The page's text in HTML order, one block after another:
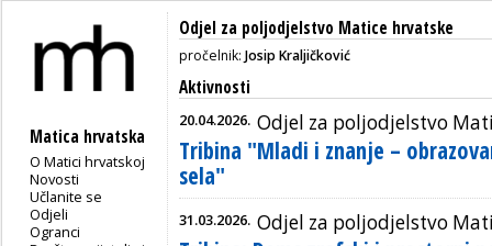
Matica hrvatska
O Matici hrvatskoj
Novosti
Učlanite se
Odjeli
Ogranci
Odjel za poljodjelstvo Matice hrvatske
pročelnik: Josip Kraljičković
Aktivnosti
20.04.2026. Odjel za poljodjelstvo
Tribina "Mladi i znanje –
sela"
31.03.2026. Odjel za poljodjelstvo